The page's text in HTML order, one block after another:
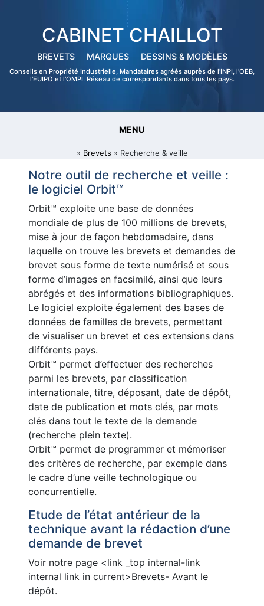
CABINET CHAILLOT
BREVETS MARQUES DESSINS & MODÈLES
Conseils en Propriété Industrielle, Mandataires agréés auprès de l'INPI, l'OEB,
l'EUIPO et l'OMPI. Réseau de correspondants dans tous les pays.
MENU
» Brevets » Recherche & veille
Notre outil de recherche et veille :
le logiciel Orbit™
Orbit™ exploite une base de données
mondiale de plus de 100 millions de brevets,
mise à jour de façon hebdomadaire, dans
laquelle on trouve les brevets et demandes de
brevet sous forme de texte numérisé et sous
forme d’images en facsimilé, ainsi que leurs
abrégés et des informations bibliographiques.
Le logiciel exploite également des bases de
données de familles de brevets, permettant
de visualiser un brevet et ces extensions dans
différents pays.
Orbit™ permet d’effectuer des recherches
parmi les brevets, par classification
internationale, titre, déposant, date de dépôt,
date de publication et mots clés, par mots
clés dans tout le texte de la demande
(recherche plein texte).
Orbit™ permet de programmer et mémoriser
des critères de recherche, par exemple dans
le cadre d’une veille technologique ou
concurrentielle.
Etude de l’état antérieur de la
technique avant la rédaction d’une
demande de brevet
Voir notre page <link _top internal-link
internal link in current>Brevets- Avant le
dépôt.